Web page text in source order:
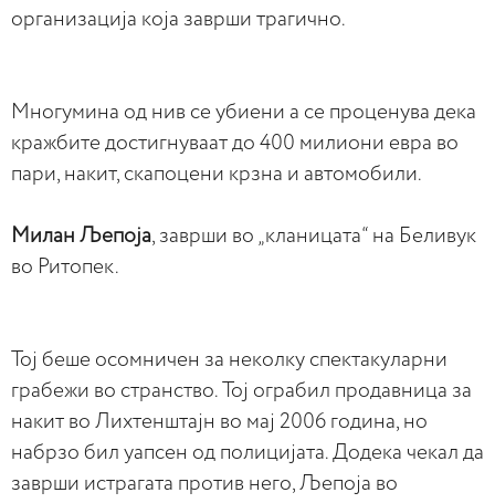
организација која заврши трагично.
Многумина од нив се убиени а се проценува дека
кражбите достигнуваат до 400 милиони евра во
пари, накит, скапоцени крзна и автомобили.
Милан Љепоја, заврши во „кланицата“ на Беливук
во Ритопек.
Toj беше осомничен за неколку спектакуларни
грабежи во странство. Тој ограбил продавница за
накит во Лихтенштајн во мај 2006 година, но
набрзо бил уапсен од полицијата. Додека чекал да
заврши истрагата против него, Љепоја во